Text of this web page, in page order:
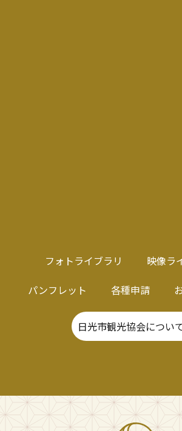
フォトライブラリ
映像ラ
パンフレット
各種申請
日光市観光協会につい